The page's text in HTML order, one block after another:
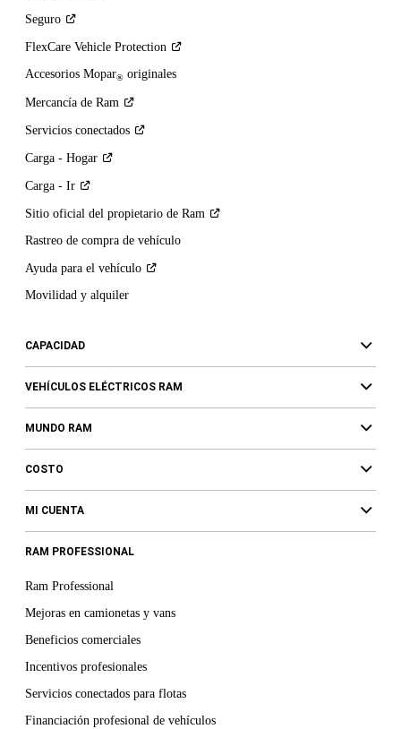
Seguro
FlexCare Vehicle Protection
Accesorios Mopar®originales
Mercancía de Ram
Servicios conectados
Carga - Hogar
Carga - Ir
Sitio oficial del propietario de Ram
Rastreo de compra de vehículo
Ayuda para el vehículo
Movilidad y alquiler
CAPACIDAD
VEHÍCULOS ELÉCTRICOS RAM
MUNDO RAM
COSTO
MI CUENTA
RAM PROFESSIONAL
Ram Professional
Mejoras en camionetas y vans
Beneficios comerciales
Incentivos profesionales
Servicios conectados para flotas
Financiación profesional de vehículos